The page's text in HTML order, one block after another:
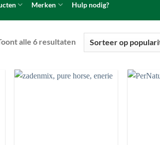
Merken Hulp nodig?
alle 6 resultatenGesorteerd
op